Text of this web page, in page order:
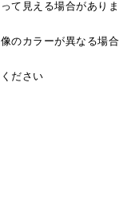
て見える場合がありま
のカラーが異なる場合
ださい